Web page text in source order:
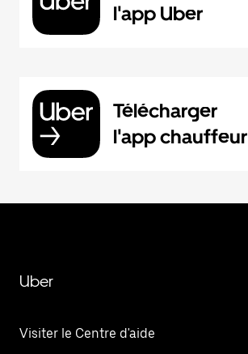
l'app Uber
Télécharger
l'app chauffeur
Uber
Visiter le Centre d'aide